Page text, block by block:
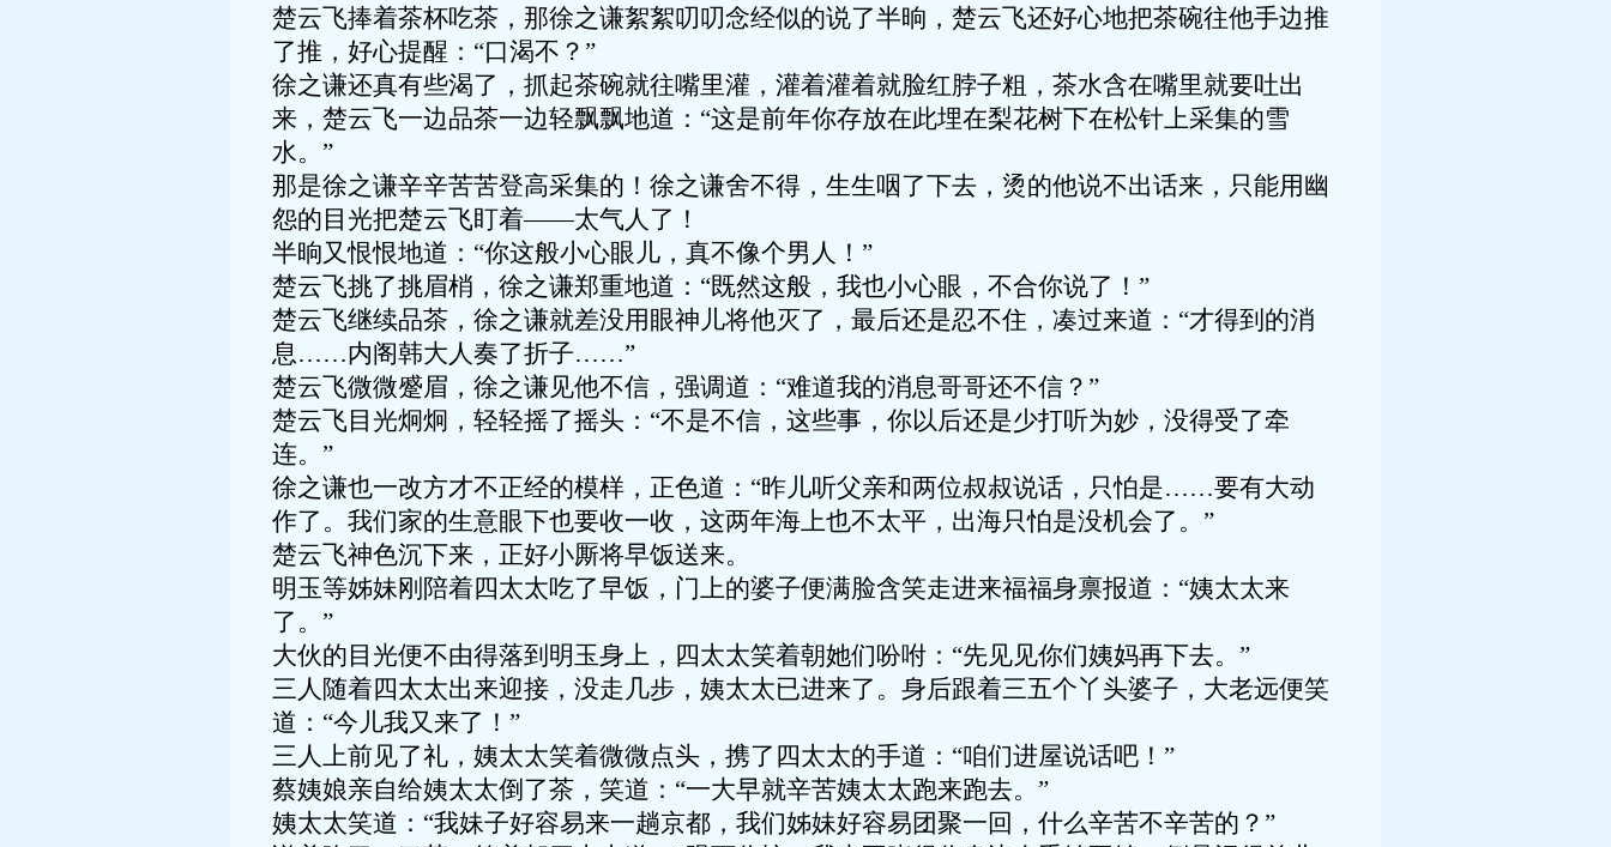
楚云飞捧着茶杯吃茶，那徐之谦絮絮叨叨念经似的说了半晌，楚云飞还好心地把茶碗往他手边推
了推，好心提醒：“口渴不？”
徐之谦还真有些渴了，抓起茶碗就往嘴里灌，灌着灌着就脸红脖子粗，茶水含在嘴里就要吐出
来，楚云飞一边品茶一边轻飘飘地道：“这是前年你存放在此埋在梨花树下在松针上采集的雪
水。”
那是徐之谦辛辛苦苦登高采集的！徐之谦舍不得，生生咽了下去，烫的他说不出话来，只能用幽
怨的目光把楚云飞盯着——太气人了！
半晌又恨恨地道：“你这般小心眼儿，真不像个男人！”
楚云飞挑了挑眉梢，徐之谦郑重地道：“既然这般，我也小心眼，不合你说了！”
楚云飞继续品茶，徐之谦就差没用眼神儿将他灭了，最后还是忍不住，凑过来道：“才得到的消
息……内阁韩大人奏了折子……”
楚云飞微微蹙眉，徐之谦见他不信，强调道：“难道我的消息哥哥还不信？”
楚云飞目光炯炯，轻轻摇了摇头：“不是不信，这些事，你以后还是少打听为妙，没得受了牵
连。”
徐之谦也一改方才不正经的模样，正色道：“昨儿听父亲和两位叔叔说话，只怕是……要有大动
作了。我们家的生意眼下也要收一收，这两年海上也不太平，出海只怕是没机会了。”
楚云飞神色沉下来，正好小厮将早饭送来。
明玉等姊妹刚陪着四太太吃了早饭，门上的婆子便满脸含笑走进来福福身禀报道：“姨太太来
了。”
大伙的目光便不由得落到明玉身上，四太太笑着朝她们吩咐：“先见见你们姨妈再下去。”
三人随着四太太出来迎接，没走几步，姨太太已进来了。身后跟着三五个丫头婆子，大老远便笑
道：“今儿我又来了！”
三人上前见了礼，姨太太笑着微微点头，携了四太太的手道：“咱们进屋说话吧！”
蔡姨娘亲自给姨太太倒了茶，笑道：“一大早就辛苦姨太太跑来跑去。”
姨太太笑道：“我妹子好容易来一趟京都，我们姊妹好容易团聚一回，什么辛苦不辛苦的？”